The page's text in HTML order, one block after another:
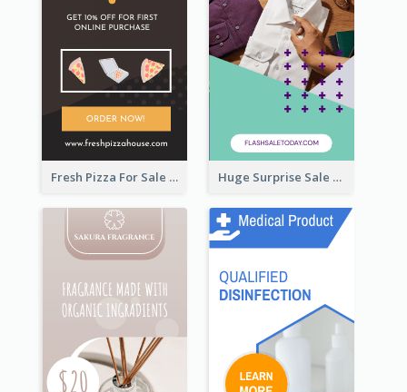
Fresh Pizza For Sale Promotion Wide Skyscraper Banner Huge Surprise Sale For Today Wide Skyscraper Banner